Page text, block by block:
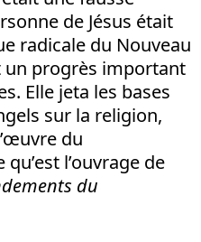
de Jésus était
radicale du Nouveau
un progrès important
Elle jeta les bases
sur la religion,
du
l’ouvrage de
du